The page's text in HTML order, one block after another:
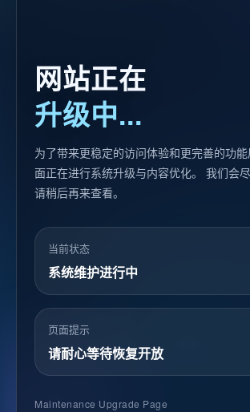
网站正在
升级中...
为了带来更稳定的访问体验和更完善的功
面正在进行系统升级与内容优化。 我们会尽
请稍后再来查看。
当前状态
系统维护进行中
页面提示
请耐心等待恢复开放
Maintenance Upgrade Page